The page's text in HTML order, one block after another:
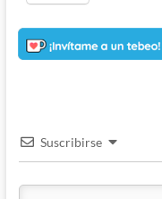
Suscribirse